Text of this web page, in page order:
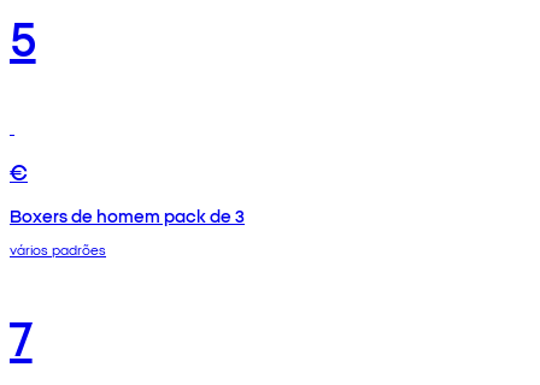
5
€
Boxers de homem pack de 3
vários padrões
7